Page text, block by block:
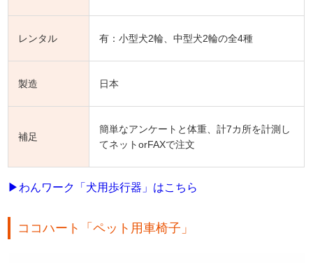
レンタル 有：小型犬2輪、中型犬2輪の全4種
製造 日本
補足
簡単なアンケートと体重、計7カ所を計測し
てネットorFAXで注文
▶わんワーク「犬用歩行器」はこちら
ココハート「ペット用車椅子」